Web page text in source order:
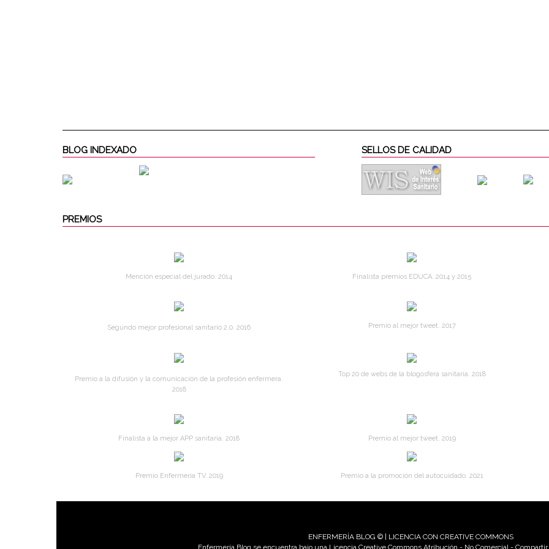
BLOG INDEXADO SELLOS DE CALIDAD
PREMIOS
Mención especial del jurado. 2014 Finalista premios EDUCA. 2014 y 2015
Segundo mejor profesional sanitario 2.0. 2016 Premio al mejor tweet. 2017
Premio a la difusión y la comunicación de la profesión enfermera.
2018
Top 20 de webs de la blogosfera sanitaria. 2018
Finalista a la mejor APP sanitaria. 2018 Premio al mejor tweet. 2019
Premio Enfermería TV. 2019 Premio a la promoción del autocuidado. 2021
ENFERMERÍA BLOG © | LICENCIA CON CREATIVE COMMONS